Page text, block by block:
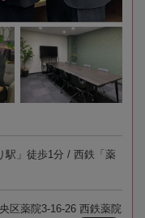
駅」徒歩1分 / 西鉄「薬
区薬院3-16-26 西鉄薬院